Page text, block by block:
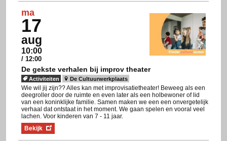
ma
17
aug
10:00
/ 12:00
De gekste verhalen bij improv theater
Activiteiten De Cultuurwerkplaats
Wie wil jij zijn?? Alles kan met improvisatietheater! Beweeg als een
deegroller door de ruimte en even later als een holbewoner of lid
van een koninklijke familie. Samen maken we een een onvergetelijk
verhaal dat ontstaat in het moment. We gaan spelen en vooral veel
lachen. Voor kinderen van 7 - 11 jaar.
Bekijk